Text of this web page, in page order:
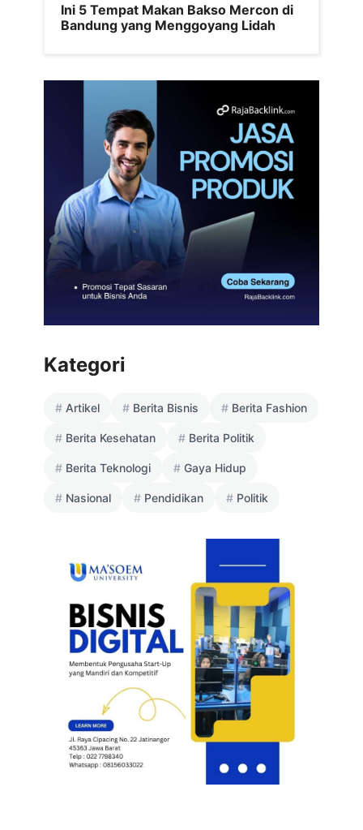
Ini 5 Tempat Makan Bakso Mercon di
Bandung yang Menggoyang Lidah
Kategori
Artikel Berita Bisnis Berita Fashion
Berita Kesehatan Berita Politik
Berita Teknologi Gaya Hidup
Nasional Pendidikan Politik